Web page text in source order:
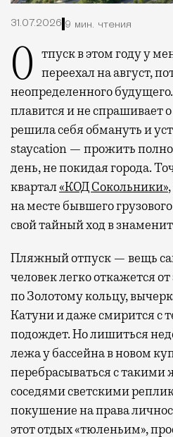
31.07.2026 9 мин. чтения
Отпуск в этом году у меня кочует: сначала переехал на август,
неопределенного
плавится и не спрашивает
решила себя обмануть и
staycation — прожить
день, не покидая города.
квартал«КОД Сокольники»
на месте бывшего
свой тайный ход в
Пляжный отпуск — вещь
человек легко откажется
по Золотому кольцу,
Катуни и даже смирится с
подождет. Но лишиться
лежа у бассейна в новом
перебрасываться с
соседями светскими
покушение на права
этот отдых «тюленьим»,